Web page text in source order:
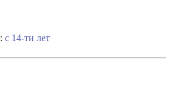
с 14-ти лет